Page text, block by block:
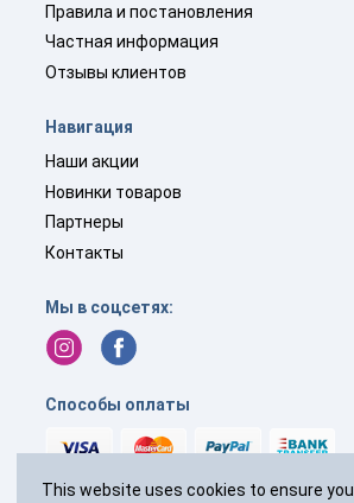
This website uses cookies to ensure you
Правила и постановления
Частная информация
Отзывы клиентов
Навигация
Наши акции
Новинки товаров
Партнеры
Контакты
Мы в соцсетях:
Способы оплаты